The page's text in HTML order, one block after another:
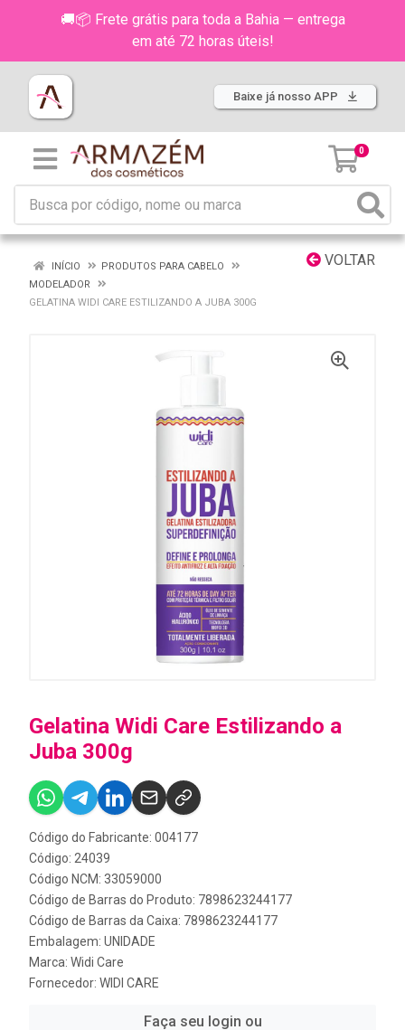
🚚📦 Frete grátis para toda a Bahia — entrega
em até 72 horas úteis!
Baixe já nosso APP
0
VOLTAR
INÍCIO
PRODUTOS PARA CABELO
MODELADOR
GELATINA WIDI CARE ESTILIZANDO A JUBA 300G
Gelatina Widi Care Estilizando a
Juba 300g
Código do Fabricante: 004177
Código: 24039
Código NCM: 33059000
Código de Barras do Produto: 7898623244177
Código de Barras da Caixa: 7898623244177
Embalagem: UNIDADE
Marca: Widi Care
Fornecedor: WIDI CARE
Faça seu login ou